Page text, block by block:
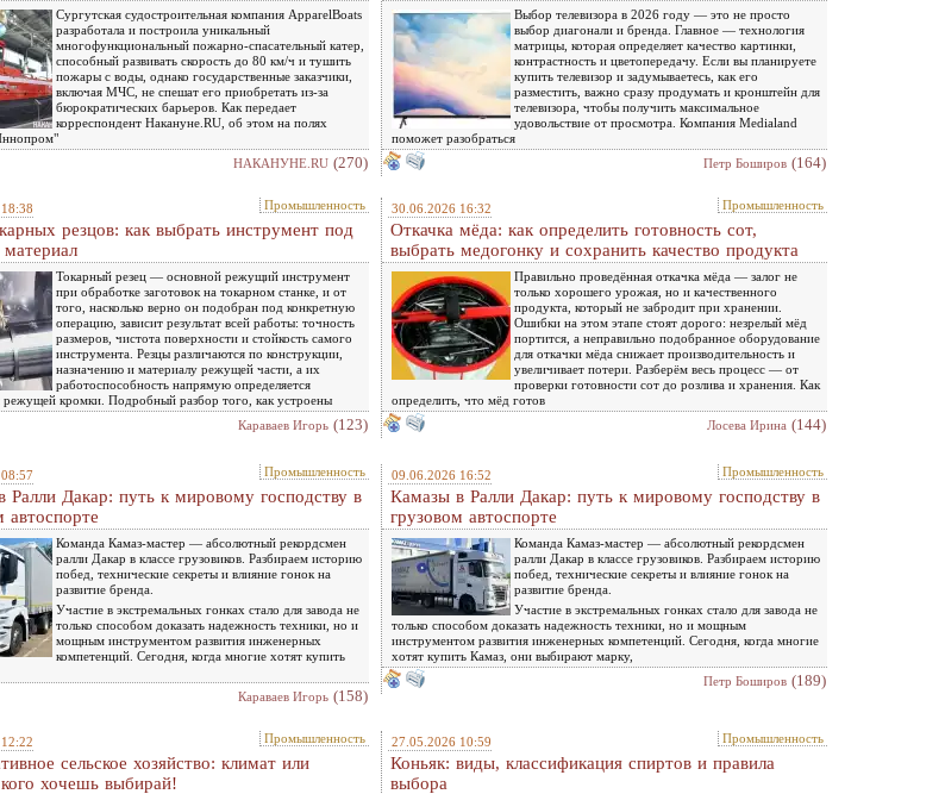
Сургутская судостроительная компания ApparelBoats
разработала и построила уникальный
многофункциональный пожарно-спасательный катер,
способный развивать скорость до 80 км/ч и тушить
пожары с воды, однако государственные заказчики,
включая МЧС, не спешат его приобретать из-за
бюрократических барьеров. Как передает
корреспондент Накануне.RU, об этом на полях
НАКАНУНЕ.RU (270)
Выбор телевизора в 2026 году — это не просто
выбор диагонали и бренда. Главное — технология
матрицы, которая определяет качество картинки,
контрастность и цветопередачу. Если вы планируете
купить телевизор и задумываетесь, как его
разместить, важно сразу продумать и кронштейн для
телевизора, чтобы получить максимальное
удовольствие от просмотра. Компания Medialand
поможет разобраться
Петр Боширов (164)
Промышленность
резцов: как выбрать инструмент под
материал
Токарный резец — основной режущий инструмент
при обработке заготовок на токарном станке, и от
того, насколько верно он подобран под конкретную
операцию, зависит результат всей работы: точность
размеров, чистота поверхности и стойкость самого
инструмента. Резцы различаются по конструкции,
назначению и материалу режущей части, а их
работоспособность напрямую определяется
режущей кромки. Подробный разбор того, как устроены
Караваев Игорь (123)
30.06.2026 16:32 Промышленность
Откачка мёда: как определить готовность сот,
выбрать медогонку и сохранить качество продукта
Правильно проведённая откачка мёда — залог не
только хорошего урожая, но и качественного
продукта, который не забродит при хранении.
Ошибки на этом этапе стоят дорого: незрелый мёд
портится, а неправильно подобранное оборудование
для откачки мёда снижает производительность и
увеличивает потери. Разберём весь процесс — от
проверки готовности сот до розлива и хранения. Как
определить, что мёд готов
Лосева Ирина (144)
Промышленность
Ралли Дакар: путь к мировому господству в
автоспорте
Команда Камаз-мастер — абсолютный рекордсмен
ралли Дакар в классе грузовиков. Разбираем историю
побед, технические секреты и влияние гонок на
развитие бренда.
Участие в экстремальных гонках стало для завода не
только способом доказать надежность техники, но и
мощным инструментом развития инженерных
компетенций. Сегодня, когда многие хотят купить
Караваев Игорь (158)
09.06.2026 16:52 Промышленность
Камазы в Ралли Дакар: путь к мировому господству в
грузовом автоспорте
Команда Камаз-мастер — абсолютный рекордсмен
ралли Дакар в классе грузовиков. Разбираем историю
побед, технические секреты и влияние гонок на
развитие бренда.
Участие в экстремальных гонках стало для завода не
только способом доказать надежность техники, но и мощным
инструментом развития инженерных компетенций. Сегодня, когда многие
хотят купить Камаз, они выбирают марку,
Петр Боширов (189)
Промышленность
сельское хозяйство: климат или
хочешь выбирай!
27.05.2026 10:59 Промышленность
Коньяк: виды, классификация спиртов и правила
выбора